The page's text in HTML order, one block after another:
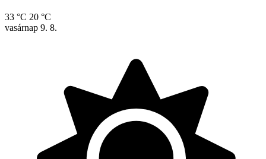
33 °C 20 °C
vasárnap 9. 8.